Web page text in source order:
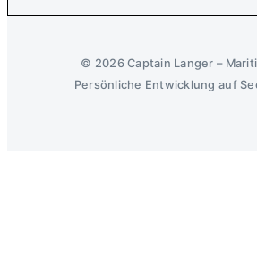
© 2026 Captain Langer –
Persönliche Entwicklung auf